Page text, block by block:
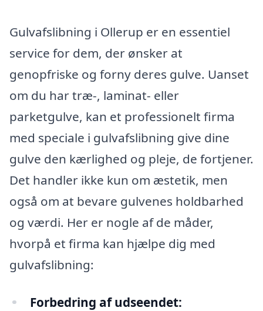
Gulvafslibning i Ollerup er en essentiel
service for dem, der ønsker at
genopfriske og forny deres gulve. Uanset
om du har træ-, laminat- eller
parketgulve, kan et professionelt firma
med speciale i gulvafslibning give dine
gulve den kærlighed og pleje, de fortjener.
Det handler ikke kun om æstetik, men
også om at bevare gulvenes holdbarhed
og værdi. Her er nogle af de måder,
hvorpå et firma kan hjælpe dig med
gulvafslibning:
Forbedring af udseendet: